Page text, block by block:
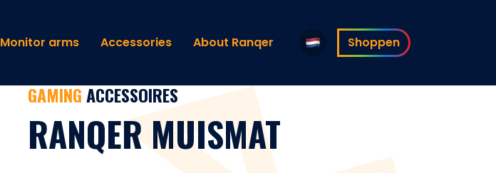
Monitor arms Accessories About Ranqer Shoppen
GAMINGACCESSOIRES
RANQER MUISMAT